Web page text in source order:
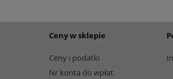
Ceny w sklepie
Ceny i podatki
Nr konta do wpłat